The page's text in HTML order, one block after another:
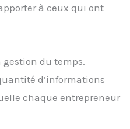
à ceux qui ont
gestion du temps.
d’informations
chaque entrepreneur